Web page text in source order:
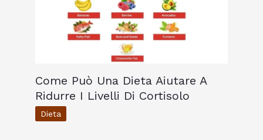
Come Può Una Dieta Aiutare A
Ridurre I Livelli Di Cortisolo
Dieta